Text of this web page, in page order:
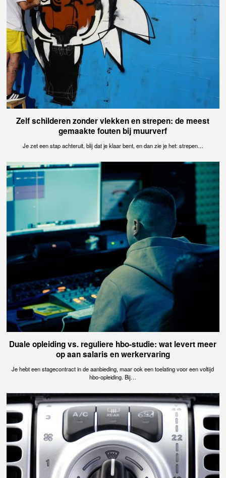
Zelf schilderen zonder vlekken en strepen: de meest
gemaakte fouten bij muurverf
Je zet een stap achteruit, blij dat je klaar bent, en dan zie je het: strepen…
Duale opleiding vs. reguliere hbo-studie: wat levert meer
op aan salaris en werkervaring
Je hebt een stagecontract in de aanbieding, maar ook een toelating voor een voltijd
hbo-opleiding. Bij…